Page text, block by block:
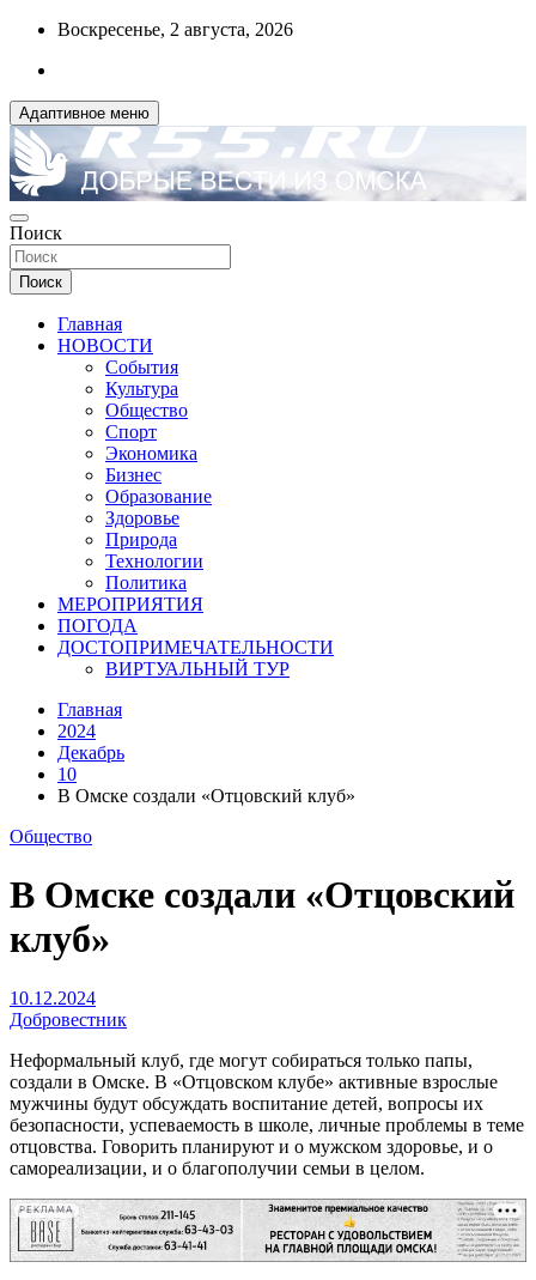
Перейти
содержимому
Воскресенье, 2 августа, 2026
Адаптивное меню
R55.RU
ДОБРЫЕ ВЕСТИ ИЗ ОМСКА
Поиск
Поиск
Главная
НОВОСТИ
События
Культура
Общество
Спорт
Экономика
Бизнес
Образование
Здоровье
Природа
Технологии
Политика
МЕРОПРИЯТИЯ
ПОГОДА
ДОСТОПРИМЕЧАТЕЛЬНОСТИ
ВИРТУАЛЬНЫЙ ТУР
Главная
2024
Декабрь
10
В Омске создали «Отцовский клуб»
Общество
В Омске создали «Отцовский
клуб»
10.12.2024
Добровестник
Неформальный клуб, где могут собираться только папы,
создали в Омске. В «Отцовском клубе» активные взрослые
мужчины будут обсуждать воспитание детей, вопросы их
безопасности, успеваемость в школе, личные проблемы в теме
отцовства. Говорить планируют и о мужском здоровье, и о
самореализации, и о благополучии семьи в целом.
РЕКЛАМА